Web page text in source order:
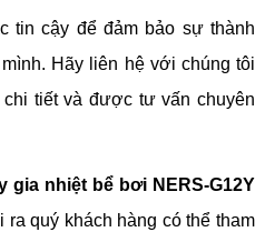
tin cậy để đảm bảo sự thành
Hãy liên hệ với chúng tôi
tiết và được tư vấn chuyên
gia nhiệt bể bơi NERS-G12Y
quý khách hàng có thể tham